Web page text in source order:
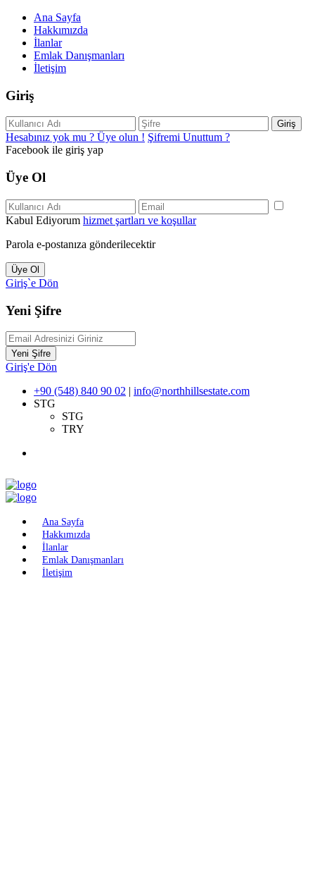
Ana Sayfa
Hakkımızda
İlanlar
Emlak Danışmanları
İletişim
Giriş
Giriş
Hesabınız yok mu ? Üye olun ! Şifremi Unuttum ?
Facebook ile giriş yap
Üye Ol
Kabul Ediyorum hizmet şartları ve koşullar
Parola e-postanıza gönderilecektir
Üye Ol
Giriş`e Dön
Yeni Şifre
Yeni Şifre
Giriş'e Dön
+90 (548) 840 90 02 | info@northhillsestate.com
STG
STG
TRY
Ana Sayfa
Hakkımızda
İlanlar
Emlak Danışmanları
İletişim